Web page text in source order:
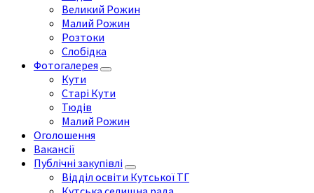
Великий Рожин
Малий Рожин
Розтоки
Слобідка
Фотогалерея
Кути
Старі Кути
Тюдів
Малий Рожин
Оголошення
Вакансії
Публічні закупівлі
Відділ освіти Кутської ТГ